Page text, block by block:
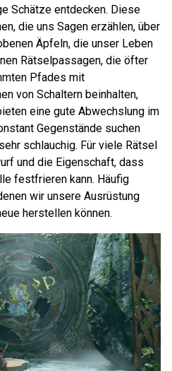
Schätze entdecken. Diese
die uns Sagen erzählen, über
Äpfeln, die unser Leben
Rätselpassagen, die öfter
Pfades mit
von Schaltern beinhalten,
eine gute Abwechslung im
Gegenstände suchen
schlauchig. Für viele Rätsel
und die Eigenschaft, dass
festfrieren kann. Häufig
wir unsere Ausrüstung
herstellen können.